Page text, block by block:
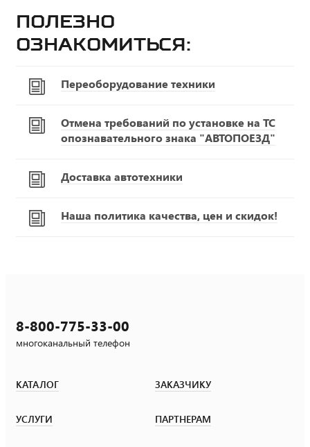
Полезно
ознакомиться:
Переоборудование техники
Отмена требований по установке на ТС
опознавательного знака "АВТОПОЕЗД"
Доставка автотехники
Наша политика качества, цен и скидок!
8-800-775-33-00
многоканальный телефон
КАТАЛОГ ЗАКАЗЧИКУ
УСЛУГИ ПАРТНЕРАМ